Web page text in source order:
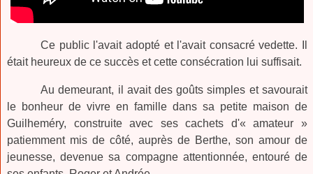
Ce public l'avait adopté et l'avait consacré vedette. Il
était heureux de ce succès et cette consécration lui suffisait.
Au demeurant, il avait des goûts simples et savourait
le bonheur de vivre en famille dans sa petite maison de
Guilheméry, construite avec ses cachets d'« amateur »
patiemment mis de côté, auprès de Berthe, son amour de
jeunesse, devenue sa compagne attentionnée, entouré de